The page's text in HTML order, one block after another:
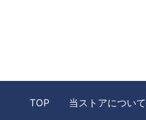
TOP 当ストアについて